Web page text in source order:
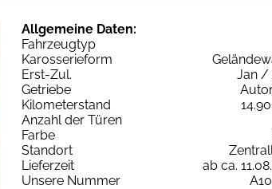
Allgemeine Daten:
Fahrzeugtyp
Karosserieform
Erst-Zul.
Jan /
Getriebe
Kilometerstand
Anzahl der Türen
Farbe
Standort
Lieferzeit
ab ca.
Unsere Nummer